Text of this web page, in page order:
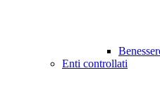
Enti controllati